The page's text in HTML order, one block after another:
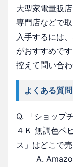
大型家電量販
専門店などで
入手するには
がおすすめで
控えて問い合
よくある質問
Q. 「ショップ
４Ｋ 無調色ベ
ス」はどこで
A.